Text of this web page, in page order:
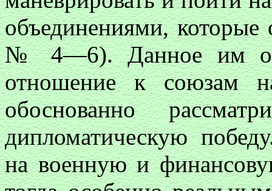
объединениями, которые
№ 4—6). Данное им
отношение к союзам
обоснованно
дипломатическую
на военную и